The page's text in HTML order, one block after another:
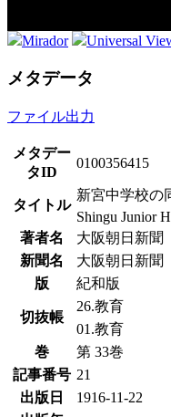
Mirador Universal
メタデータ
ファイル出力
メタデー
タID
0100356415
タイトル
新宮中学校の
Shingu Junior
著者名
大阪朝日新聞
新聞名
大阪朝日新聞
版
紀和版
切抜帳
26.教育
01.教育
巻
第 33巻
記事番号 21
出版日
1916-11-22